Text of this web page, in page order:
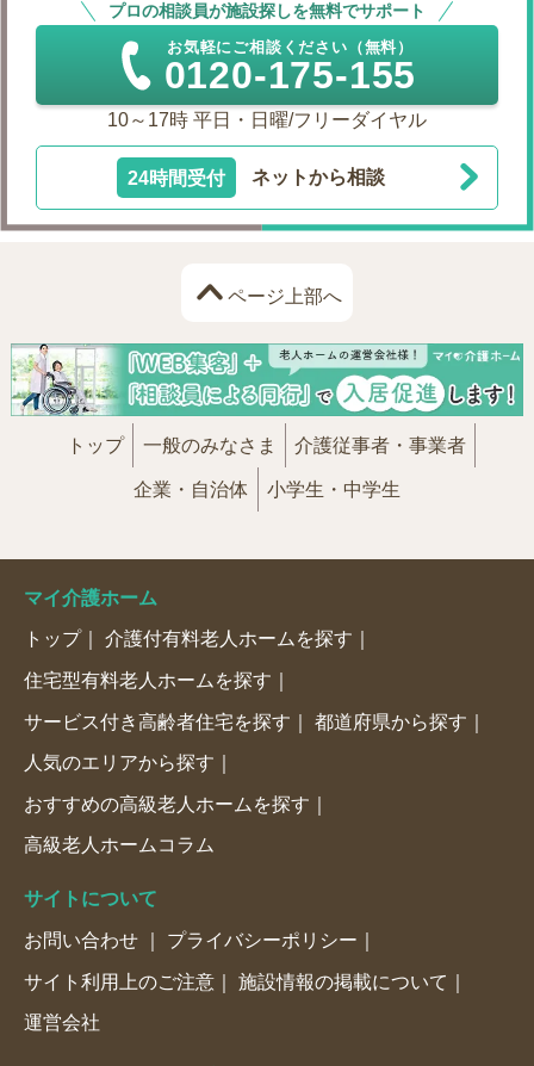
プロの相談員が施設探しを無料でサポート
お気軽にご相談ください（無料）
0120-175-155
10～17時 平日・日曜/フリーダイヤル
24時間受付 ネットから相談
ページ上部へ
トップ 一般のみなさま 介護従事者・事業者
企業・自治体 小学生・中学生
マイ介護ホーム
トップ 介護付有料老人ホームを探す
住宅型有料老人ホームを探す
サービス付き高齢者住宅を探す 都道府県から探す
人気のエリアから探す
おすすめの高級老人ホームを探す
高級老人ホームコラム
サイトについて
お問い合わせ プライバシーポリシー
サイト利用上のご注意 施設情報の掲載について
運営会社